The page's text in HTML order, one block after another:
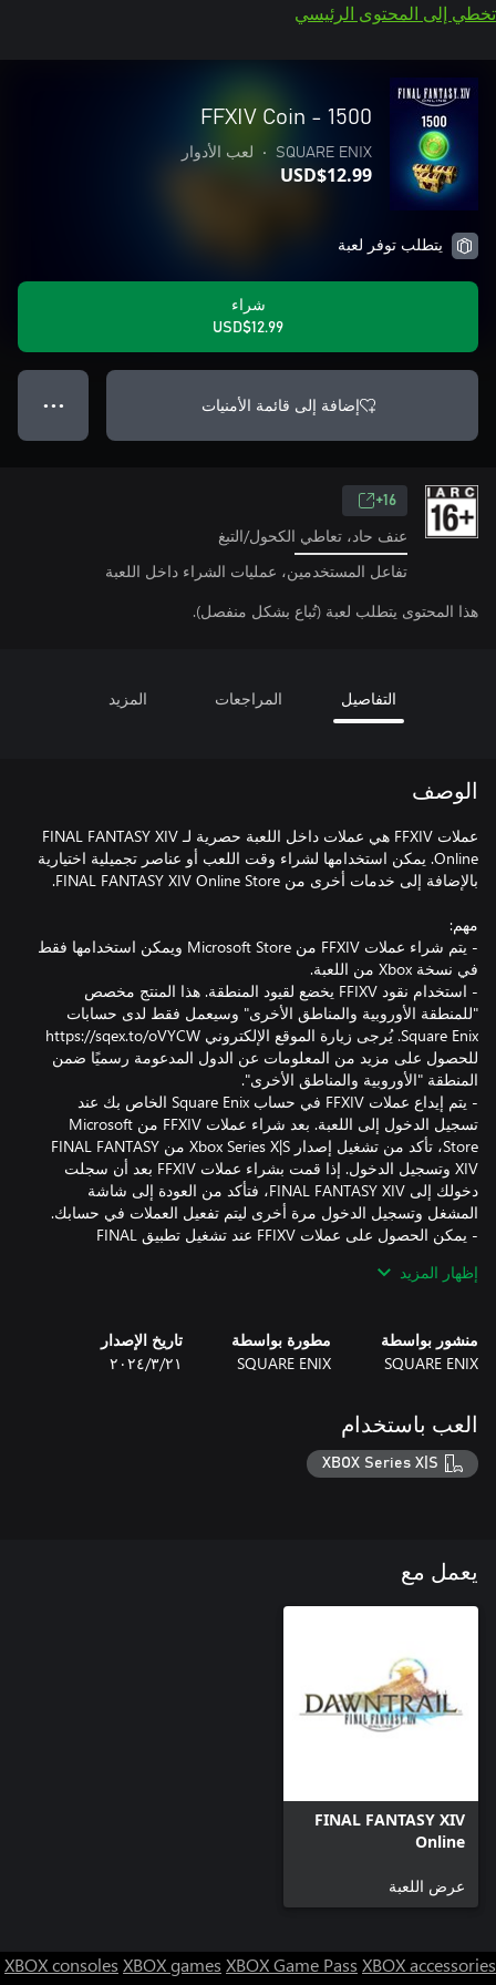
تخطي إلى المحتوى الرئيسي
FFXIV Coin - 1500
SQUARE ENIX
• لعب الأدوار
USD$12.99
يتطلب توفر لعبة
شراء
USD$12.99
إضافة إلى قائمة الأمنيات ● ● ●
16+
عنف حاد، تعاطي الكحول/التبغ
تفاعل المستخدمين، عمليات الشراء داخل اللعبة
هذا المحتوى يتطلب لعبة (تُباع بشكل منفصل).
التفاصيل المراجعات المزيد
الوصف
عملات FFXIV هي عملات داخل اللعبة حصرية لـ FINAL FANTASY XIV
Online. يمكن استخدامها لشراء وقت اللعب أو عناصر تجميلية اختيارية
- يتم شراء عملات FFXIV من Microsoft Store ويمكن استخدامها فقط
- استخدام نقود FFIXV يخضع لقيود المنطقة. هذا المنتج مخصص
"للمنطقة الأوروبية والمناطق الأخرى" وسيعمل فقط لدى حسابات
Square Enix. يُرجى زيارة الموقع الإلكتروني https://sqex.to/oVYCW
للحصول على مزيد من المعلومات عن الدول المدعومة رسميًا ضمن
- يتم إيداع عملات FFXIV في حساب Square Enix الخاص بك عند
تسجيل الدخول إلى اللعبة. بعد شراء عملات FFXIV من Microsoft
Store، تأكد من تشغيل إصدار Xbox Series X|S من FINAL FANTASY
XIV وتسجيل الدخول. إذا قمت بشراء عملات FFXIV بعد أن سجلت
دخولك إلى FINAL FANTASY XIV، فتأكد من العودة إلى شاشة
- يمكن الحصول على عملات FFIXV عند تشغيل تطبيق FINAL
إظهار المزيد
منشور بواسطة
SQUARE ENIX
مطورة بواسطة
SQUARE ENIX
تاريخ الإصدار
٢١‏/٣‏/٢٠٢٤
العب باستخدام
XBOX Series X|S
يعمل مع
FINAL FANTASY XIV
Online
عرض اللعبة
XBOX consoles XBOX games XBOX Game Pass XBOX accessories